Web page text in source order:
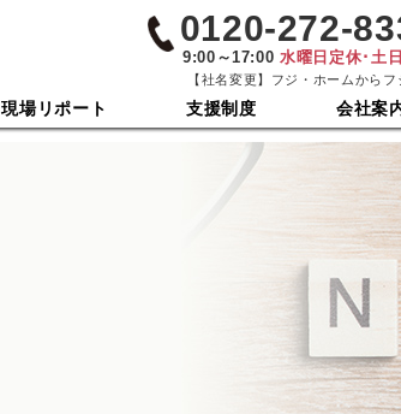
0120-272-
9:00～17:00水曜日定休･土
現場リポート 支援制度 会社案
【社名変更】フジ・ホームから